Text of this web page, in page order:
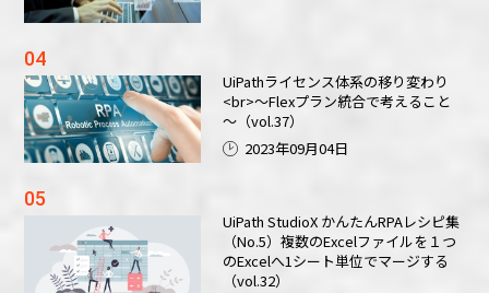
UiPathライセンス体系の移り変わり
<br>～Flexプラン統合で考えること
～（vol.37）
2023年09月04日
UiPath StudioX かんたんRPAレシピ集
（No.5）複数のExcelファイルを１つ
のExcelへ1シート単位でマージする
（vol.32）